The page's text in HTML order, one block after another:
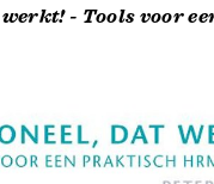
- Tools voor